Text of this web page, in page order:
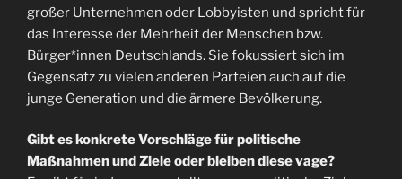
großer Unternehmen oder Lobbyisten und spricht für
das Interesse der Mehrheit der Menschen bzw.
Bürger*innen Deutschlands. Sie fokussiert sich im
Gegensatz zu vielen anderen Parteien auch auf die
junge Generation und die ärmere Bevölkerung.
Gibt es konkrete Vorschläge für politische
Maßnahmen und Ziele oder bleiben diese vage?